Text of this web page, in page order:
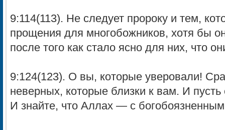
9:114(113). He следует пророку и тем,
прощения для многобожников, хотя бы
после того как стало ясно для них, что
9:124(123). O вы, которые уверовали!
неверных, которые близки к вам. И пусть
И знайте, что Аллах — c